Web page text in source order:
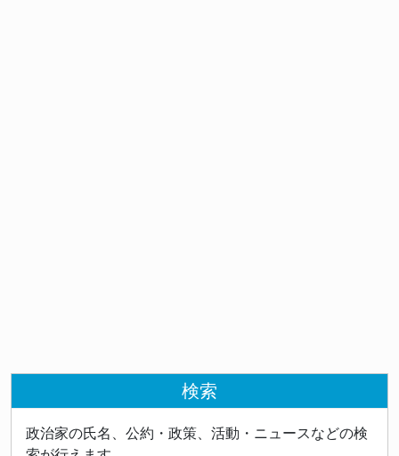
検索
政治家の氏名、公約・政策、活動・ニュースなどの検